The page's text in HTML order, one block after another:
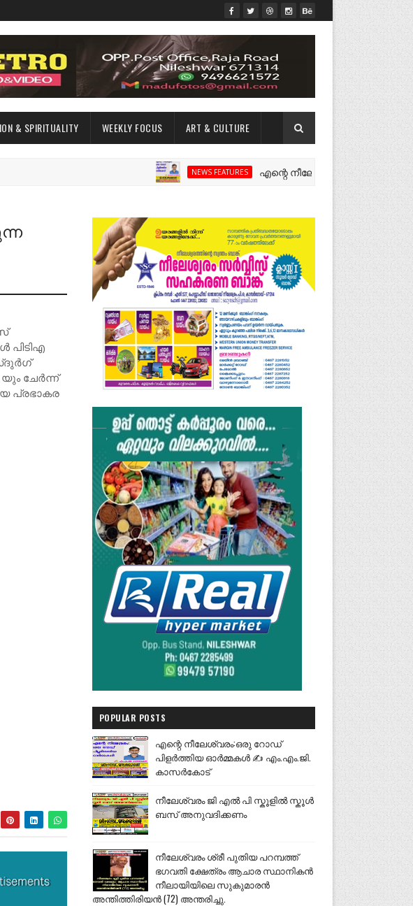
& SPIRITUALITY WEEKLY FOCUS ART & CULTURE
NEWS FEATURES എന്റെ നീലേശ്വരം:ഒരു റോഡ്
പിടിഎ
ചേർന്ന്
പ്രഭാകര
POPULAR POSTS
എന്റെ നീലേശ്വരം:ഒരു റോഡ്
പിളർത്തിയ ഓർമ്മകൾ ✍️ എം.എം.ജി.
കാസർകോട്
നീലേശ്വരം ജി എൽ പി സ്കൂളിൽ സ്കൂൾ
ബസ് അനുവദിക്കണം
നീലേശ്വരം ശ്രീ പുതിയ പറമ്പത്ത്
ഭഗവതി ക്ഷേത്രം ആചാര സ്ഥാനികൻ
നീലായിയിലെ സുകുമാരൻ
അന്തിത്തിരിയൻ (72) അന്തരിച്ചു.